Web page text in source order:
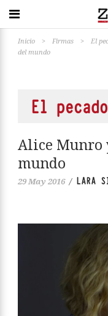
Inicio > Firmas > El
del mundo
El
Alice Munro
mundo
29 May 2016 / LARA